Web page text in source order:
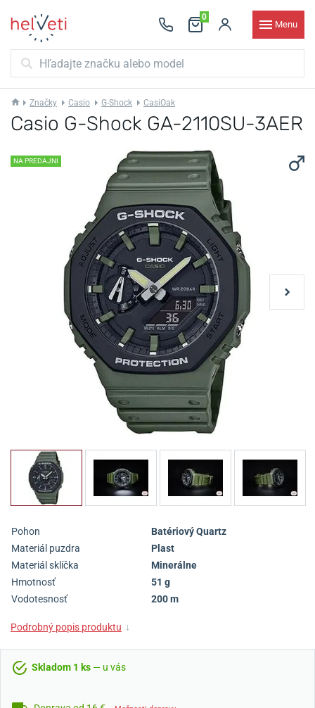
0
Menu
Značky Casio G-Shock CasiOak
Casio G-Shock GA-2110SU-3AER
NA PREDAJNI
Pohon
Batériový Quartz
Materiál puzdra
Plast
Materiál sklíčka
Minerálne
Hmotnosť
51 g
Vodotesnosť
200 m
Podrobný popis produktu ↓
Skladom 1 ks — u vás